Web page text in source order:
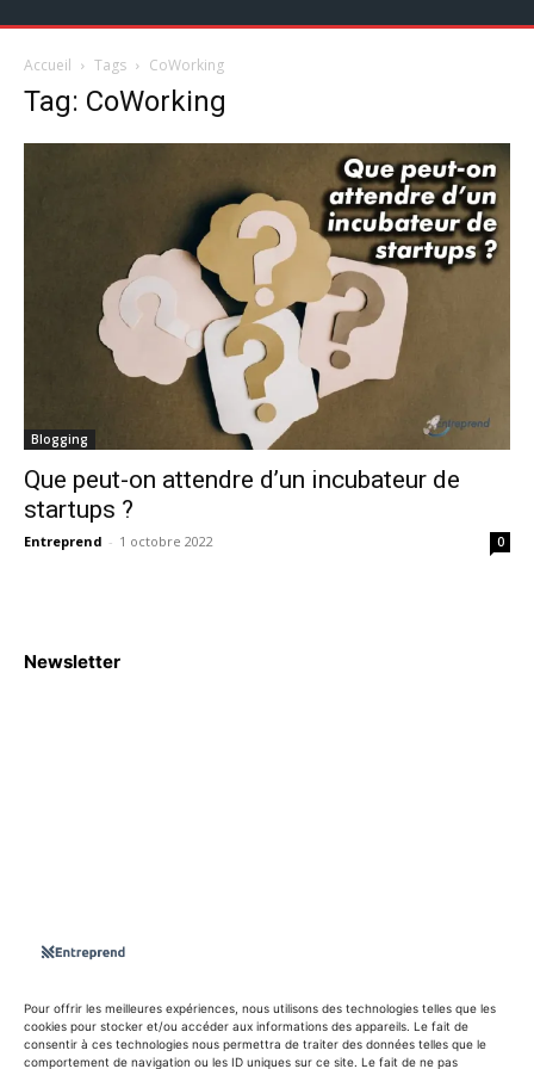
Pour offrir les meilleures expériences, nous utilisons des technologies telles que les
cookies pour stocker et/ou accéder aux informations des appareils. Le fait de
consentir à ces technologies nous permettra de traiter des données telles que le
comportement de navigation ou les ID uniques sur ce site. Le fait de ne pas
Accueil Tags CoWorking
Tag: CoWorking
Blogging
Que peut-on attendre d’un incubateur de
startups ?
Entreprend - 1 octobre 2022 0
info@entreprend.net
Newsletter